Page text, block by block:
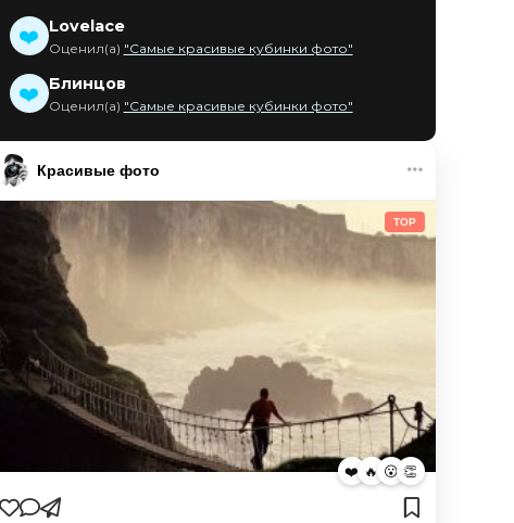
❤️ Lovelace
Оценил(а) "Самые красивые кубинки фото"
❤️ Блинцов
Оценил(а) "Самые красивые кубинки фото"
Красивые фото
TOP
❤️ 🔥 😮 👏